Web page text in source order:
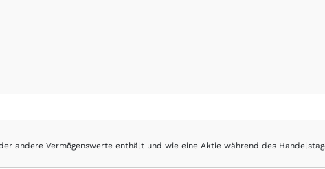
andere Vermögenswerte enthält und wie eine Aktie während des